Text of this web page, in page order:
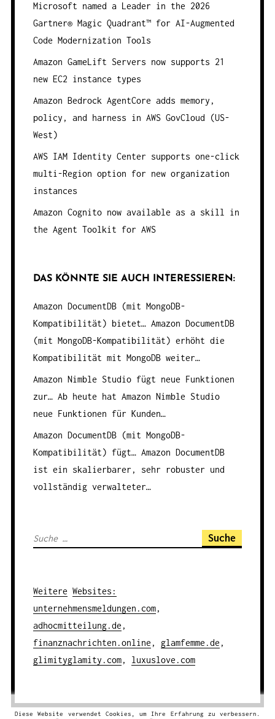
Microsoft named a Leader in the 2026
Gartner® Magic Quadrant™ for AI-Augmented
Code Modernization Tools
Amazon GameLift Servers now supports 21
new EC2 instance types
Amazon Bedrock AgentCore adds memory,
policy, and harness in AWS GovCloud (US-
West)
AWS IAM Identity Center supports one-click
multi-Region option for new organization
instances
Amazon Cognito now available as a skill in
the Agent Toolkit for AWS
DAS KÖNNTE SIE AUCH INTERESSIEREN:
Amazon DocumentDB (mit MongoDB-
Kompatibilität) bietet…Amazon DocumentDB
(mit MongoDB-Kompatibilität) erhöht die
Kompatibilität mit MongoDB weiter…
Amazon Nimble Studio fügt neue Funktionen
zur…Ab heute hat Amazon Nimble Studio
neue Funktionen für Kunden…
Amazon DocumentDB (mit MongoDB-
Kompatibilität) fügt…Amazon DocumentDB
ist ein skalierbarer, sehr robuster und
vollständig verwalteter…
S
h
e
n
a
c
Weitere Websites :
unternehmensmeldungen.com,
adhocmitteilung.de ,
finanznachrichten.online , glamfemme.de ,
glimityglamity.com, luxuslove.com
Diese Website verwendet Cookies, um Ihre Erfahrung zu verbessern.